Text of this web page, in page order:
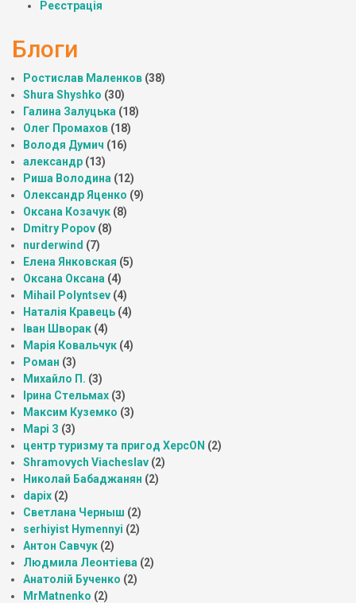
Реєстрація
Блоги
Ростислав Маленков (38)
Shura Shyshko (30)
Галина Залуцька (18)
Олег Промахов (18)
Володя Думич (16)
александр (13)
Риша Володина (12)
Олександр Яценко (9)
Оксана Козачук (8)
Dmitry Popov (8)
nurderwind (7)
Елена Янковская (5)
Оксана Оксана (4)
Mihail Polyntsev (4)
Наталія Кравець (4)
Іван Шворак (4)
Марія Ковальчук (4)
Роман (3)
Михайло П. (3)
Ірина Стельмах (3)
Максим Куземко (3)
Марі З (3)
центр туризму та пригод ХерсON (2)
Shramovych Viacheslav (2)
Николай Бабаджанян (2)
dapix (2)
Светлана Черныш (2)
serhiyist Hymennyi (2)
Антон Савчук (2)
Людмила Леонтіева (2)
Анатолій Бученко (2)
MrMatnenko (2)